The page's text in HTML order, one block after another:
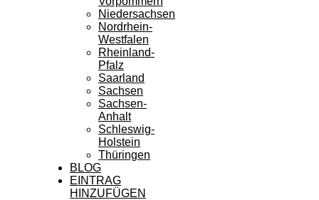
Niedersachsen
Nordrhein-
Westfalen
Rheinland-
Pfalz
Saarland
Sachsen
Sachsen-
Anhalt
Schleswig-
Holstein
Thüringen
BLOG
EINTRAG
HINZUFÜGEN